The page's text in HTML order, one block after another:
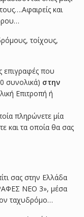
και
τοίχους,
επιγραφές που
συνολικά) στην
Επιτροπή ή
πληρώνετε μία
και τα οποία θα σας
σας στην Ελλάδα
NEO 3», μέσα
ταχυδρόμο…